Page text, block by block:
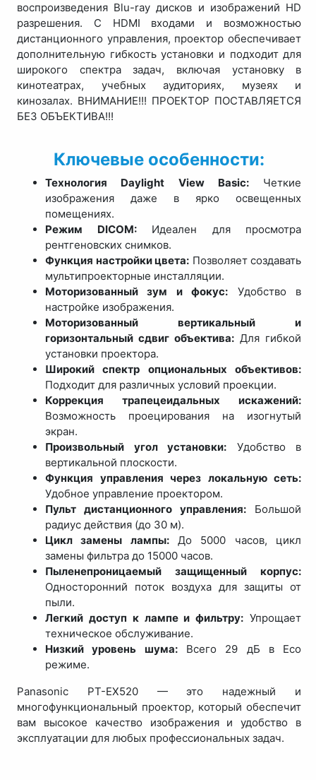
воспроизведения Blu-ray дисков и изображений HD
разрешения. С HDMI входами и возможностью
дистанционного управления, проектор обеспечивает
дополнительную гибкость установки и подходит для
широкого спектра задач, включая установку в
кинотеатрах, учебных аудиториях, музеях и
кинозалах. ВНИМАНИЕ!!! ПРОЕКТОР ПОСТАВЛЯЕТСЯ
БЕЗ ОБЪЕКТИВА!!!
Ключевые особенности:
Технология Daylight View Basic:Четкие
изображения даже в ярко освещенных
помещениях.
Режим DICOM:Идеален для просмотра
рентгеновских снимков.
Функция настройки цвета: Позволяет создавать
мультипроекторные инсталляции.
Моторизованный зум и фокус: Удобство в
настройке изображения.
Моторизованный вертикальный и
горизонтальный сдвиг объектива: Для гибкой
установки проектора.
Широкий спектр опциональных объективов:
Подходит для различных условий проекции.
Коррекция трапецеидальных искажений:
Возможность проецирования на изогнутый
экран.
Произвольный угол установки: Удобство в
вертикальной плоскости.
Функция управления через локальную сеть:
Удобное управление проектором.
Пульт дистанционного управления: Большой
радиус действия (до 30 м).
Цикл замены лампы:До 5000 часов, цикл
замены фильтра до 15000 часов.
Пыленепроницаемый защищенный корпус:
Односторонний поток воздуха для защиты от
пыли.
Легкий доступ к лампе и фильтру: Упрощает
техническое обслуживание.
Низкий уровень шума:Всего 29 дБ в Eco
режиме.
Panasonic PT-EX520 — это надежный и
многофункциональный проектор, который обеспечит
вам высокое качество изображения и удобство в
эксплуатации для любых профессиональных задач.